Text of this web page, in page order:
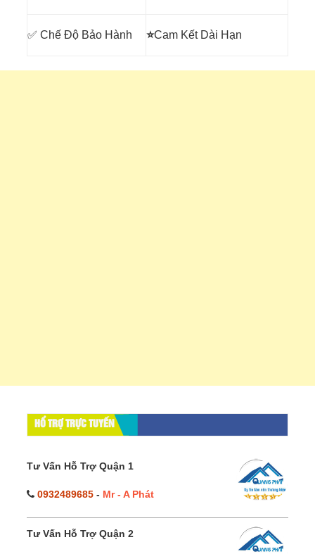
✅ Chế Độ Bảo Hành ⭐Cam Kết Dài Hạn
HỔ TRỢ TRỰC TUYẾN
Tư Vấn Hỗ Trợ Quận 1
0932489685 - Mr - A Phát
Tư Vấn Hỗ Trợ Quận 2